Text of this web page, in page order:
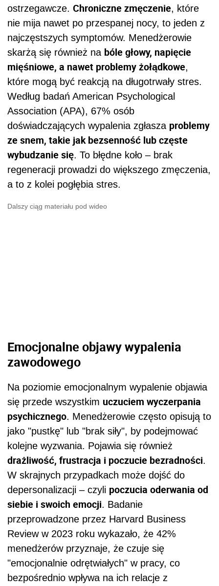
ostrzegawcze. Chroniczne zmęczenie, które
nie mija nawet po przespanej nocy, to jeden z
najczęstszych symptomów. Menedżerowie
skarżą się również na bóle głowy, napięcie
mięśniowe, a nawet problemy żołądkowe,
które mogą być reakcją na długotrwały stres.
Według badań American Psychological
Association (APA), 67% osób
doświadczających wypalenia zgłasza problemy
ze snem, takie jak bezsenność lub częste
wybudzanie się. To błędne koło – brak
regeneracji prowadzi do większego zmęczenia,
a to z kolei pogłębia stres.
Dalszy ciąg materiału pod wideo
Emocjonalne objawy wypalenia
zawodowego
Na poziomie emocjonalnym wypalenie objawia
się przede wszystkim uczuciem wyczerpania
psychicznego. Menedżerowie często opisują to
jako "pustkę" lub "brak siły", by podejmować
kolejne wyzwania. Pojawia się również
drażliwość, frustracja i poczucie bezradności.
W skrajnych przypadkach może dojść do
depersonalizacji – czyli poczucia oderwania od
siebie i swoich emocji. Badanie
przeprowadzone przez Harvard Business
Review w 2023 roku wykazało, że 42%
menedżerów przyznaje, że czuje się
"emocjonalnie odrętwiałych" w pracy, co
bezpośrednio wpływa na ich relacje z